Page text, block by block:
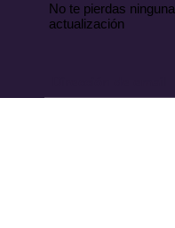
No te pierdas ninguna
actualización